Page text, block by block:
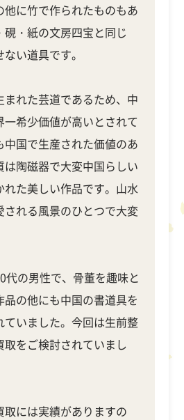
他に竹で作られたものもあ
硯・紙の文房四宝と同じ
い道具です。
まれた芸道であるため、中
希少価値が高いとされて
中国で生産された価値のあ
は陶磁器で大変中国らしい
れた美しい作品です。山水
される風景のひとつで大変
代の男性で、骨董を趣味と
品の他にも中国の書道具を
ていました。今回は生前整
をご検討されていまし
取には実績がありますの